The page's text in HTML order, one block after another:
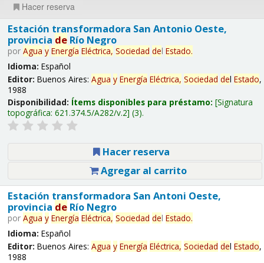
Hacer reserva
Estación transformadora San Antonio Oeste,
provincia deRío Negro
por Agua y Energía Eléctrica, Sociedad del Estado.
Idioma: Español
Editor: Buenos Aires: Agua y Energía Eléctrica, Sociedad del Estado,
1988
Disponibilidad: Ítems disponibles para préstamo: Signatura
topográfica: 621.374.5/A282/v.2 (3).
Hacer reserva
Agregar al carrito
Estación transformadora San Antoni Oeste,
provincia deRío Negro
por Agua y Energía Eléctrica, Sociedad del Estado.
Idioma: Español
Editor: Buenos Aires: Agua y Energía Eléctrica, Sociedad del Estado,
1988